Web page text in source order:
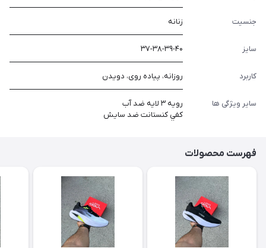
جنسیت زنانه
سایز ۳۷-۳۸-۳۹-۴۰
کاربرد روزانه، پیاده روی، دویدن
سایر ویژگی ها
رويه ٣ لايه ضد آب
كفي كنستانت ضد سايش
فهرست محصولات